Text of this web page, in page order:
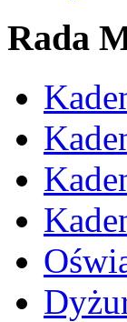
Rada